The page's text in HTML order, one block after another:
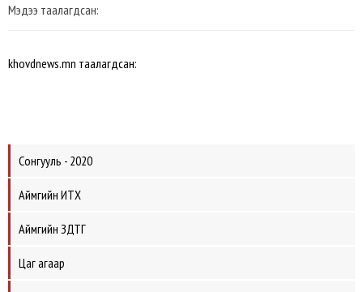
Мэдээ таалагдсан:
khovdnews.mn таалагдсан:
Сонгууль - 2020
Аймгийн ИТХ
Аймгийн ЗДТГ
Цаг агаар